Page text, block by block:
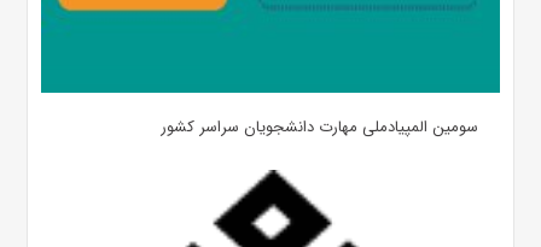
سومین المپیادملی مهارت دانشجویان سراسر کشور